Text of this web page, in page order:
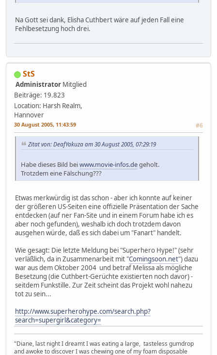
Na Gott sei dank, Elisha Cuthbert wäre auf jeden Fall eine
Fehlbesetzung hoch drei.
StS
Administrator Mitglied
Beiträge: 19.823
Location: Harsh Realm,
Hannover
30 August 2005, 11:43:59 #6
Zitat von: DeafYakuza am 30 August 2005, 07:29:19
Habe dieses Bild beiwww.movie-infos.degeholt.
Trotzdem eine Fälschung???
Etwas merkwürdig ist das schon - aber ich konnte auf keiner
der größeren US-Seiten eine offizielle Präsentation der Sache
entdecken (auf ner Fan-Site und in einem Forum habe ich es
aber noch gefunden), weshalb ich doch trotzdem davon
ausgehen würde, daß es sich dabei um "Fanart" handelt.
Wie gesagt: Die letzte Meldung bei "Superhero Hype!" (sehr
verläßlich, da in Zusammenarbeit mit "Comingsoon.net") dazu
war aus dem Oktober 2004 und betraf Melissa als mögliche
Besetzung (die Cuthbert-Gerüchte existierten noch davor) -
seitdem Funkstille. Zur Zeit scheint das Projekt wohl nahezu
tot zu sein...
http://www.superherohype.com/search.php?
search=supergirl&category=
"Diane, last night I dreamt I was eating a large, tasteless gumdrop
and awoke to discover I was chewing one of my foam disposable